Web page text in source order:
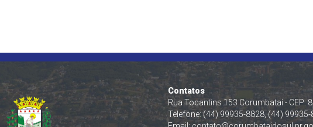
Contatos
Rua Tocantins 153 Corumbataí - CEP:
Telefone: (44) 99935-8828, (44) 99935-